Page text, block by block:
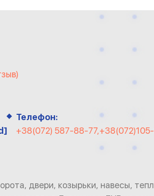
Телефон:
+38(072) 587-88-
двери, козырьки, навесы,